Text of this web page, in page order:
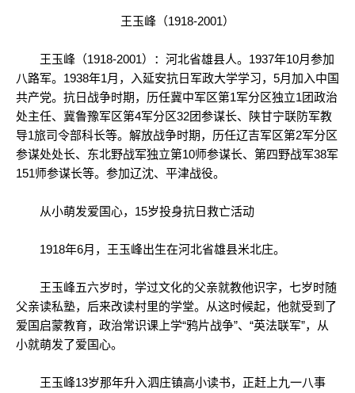
王玉峰（1918-2001）
王玉峰（1918-2001）：河北省雄县人。1937年10月参加
八路军。1938年1月，入延安抗日军政大学学习，5月加入中国
共产党。抗日战争时期，历任冀中军区第1军分区独立1团政治
处主任、冀鲁豫军区第4军分区32团参谋长、陕甘宁联防军教
导1旅司令部科长等。解放战争时期，历任辽吉军区第2军分区
参谋处处长、东北野战军独立第10师参谋长、第四野战军38军
151师参谋长等。参加辽沈、平津战役。
从小萌发爱国心，15岁投身抗日救亡活动
1918年6月，王玉峰出生在河北省雄县米北庄。
王玉峰五六岁时，学过文化的父亲就教他识字，七岁时随
父亲读私塾，后来改读村里的学堂。从这时候起，他就受到了
爱国启蒙教育，政治常识课上学“鸦片战争”、“英法联军”，从
小就萌发了爱国心。
王玉峰13岁那年升入泗庄镇高小读书，正赶上九一八事